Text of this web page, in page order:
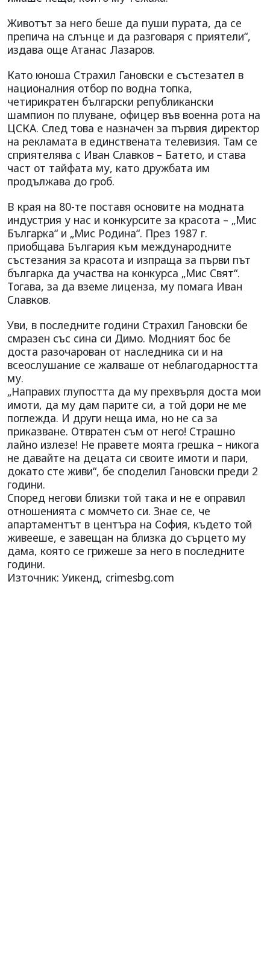
Животът за него беше да пуши пурата, да се
препича на слънце и да разговаря с приятели“,
издава още Атанас Лазаров.
Като юноша Страхил Гановски е състезател в
националния отбор по водна топка,
четирикратен български републикански
шампион по плуване, офицер във военна рота на
ЦСКА. След това е назначен за първия директор
на рекламата в единствената телевизия. Там се
сприятелява с Иван Славков – Батето, и става
част от тайфата му, като дружбата им
продължава до гроб.
В края на 80-те поставя основите на модната
индустрия у нас и конкурсите за красота – „Мис
Българка“ и „Мис Родина“. През 1987 г.
приобщава България към международните
състезания за красота и изпраща за първи път
българка да участва на конкурса „Мис Свят“.
Тогава, за да вземе лиценза, му помага Иван
Славков.
Уви, в последните години Страхил Гановски бе
смразен със сина си Димо. Модният бос бе
доста разочарован от наследника си и на
всеослушание се жалваше от неблагодарността
му.
„Направих глупостта да му прехвърля доста мои
имоти, да му дам парите си, а той дори не ме
поглежда. И други неща има, но не са за
приказване. Отвратен съм от него! Страшно
лайно излезе! Не правете моята грешка – никога
не давайте на децата си своите имоти и пари,
докато сте живи“, бе споделил Гановски преди 2
години.
Според негови близки той така и не е оправил
отношенията с момчето си. Знае се, че
апартаментът в центъра на София, където той
живееше, е завещан на близка до сърцето му
дама, която се грижеше за него в последните
години.
Източник: Уикенд, crimesbg.com